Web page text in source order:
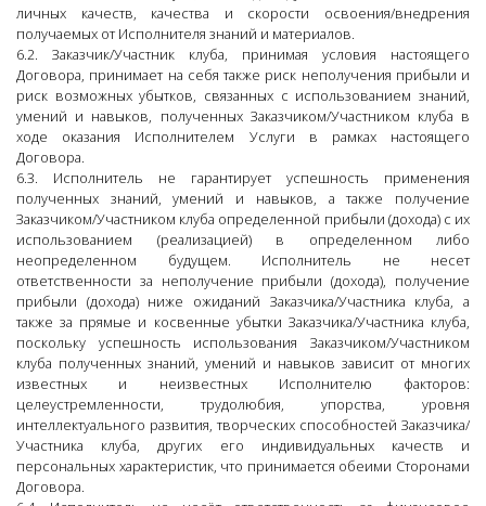
личных качеств, качества и скорости освоения/внедрения
получаемых от Исполнителя знаний и материалов.
6.2. Заказчик/Участник клуба, принимая условия настоящего
Договора, принимает на себя также риск неполучения прибыли и
риск возможных убытков, связанных с использованием знаний,
умений и навыков, полученных Заказчиком/Участником клуба в
ходе оказания Исполнителем Услуги в рамках настоящего
Договора.
6.3. Исполнитель не гарантирует успешность применения
полученных знаний, умений и навыков, а также получение
Заказчиком/Участником клуба определенной прибыли (дохода) с их
использованием (реализацией) в определенном либо
неопределенном будущем. Исполнитель не несет
ответственности за неполучение прибыли (дохода), получение
прибыли (дохода) ниже ожиданий Заказчика/Участника клуба, а
также за прямые и косвенные убытки Заказчика/Участника клуба,
поскольку успешность использования Заказчиком/Участником
клуба полученных знаний, умений и навыков зависит от многих
известных и неизвестных Исполнителю факторов:
целеустремленности, трудолюбия, упорства, уровня
интеллектуального развития, творческих способностей Заказчика/
Участника клуба, других его индивидуальных качеств и
персональных характеристик, что принимается обеими Сторонами
Договора.